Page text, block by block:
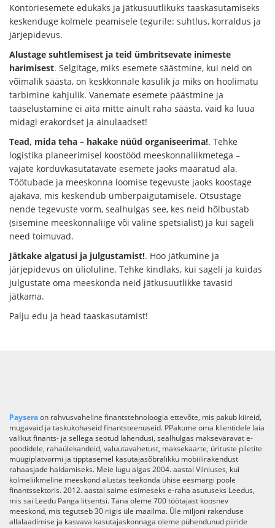
Kontoriesemete edukaks ja jätkusuutlikuks taaskasutamiseks
keskenduge kolmele peamisele tegurile: suhtlus, korraldus ja
järjepidevus.
Alustage suhtlemisest ja teid ümbritsevate inimeste
harimisest. Selgitage, miks esemete säästmine, kui neid on
võimalik säästa, on keskkonnale kasulik ja miks on hoolimatu
tarbimine kahjulik. Vanemate esemete päästmine ja
taaselustamine ei aita mitte ainult raha säästa, vaid ka luua
midagi erakordset ja ainulaadset!
Tead, mida teha – hakake nüüd organiseerima!. Tehke
logistika planeerimisel koostööd meeskonnaliikmetega –
vajate korduvkasutatavate esemete jaoks määratud ala.
Töötubade ja meeskonna loomise tegevuste jaoks koostage
ajakava, mis keskendub ümberpaigutamisele. Otsustage
nende tegevuste vorm, sealhulgas see, kes neid hõlbustab
(sisemine meeskonnaliige või väline spetsialist) ja kui sageli
need toimuvad.
Jätkake algatusi ja julgustamist!. Hoo jätkumine ja
järjepidevus on ülioluline. Tehke kindlaks, kui sageli ja kuidas
julgustate oma meeskonda neid jätkusuutlikke tavasid
jätkama.
Palju edu ja head taaskasutamist!
Payseraon rahvusvaheline finantstehnoloogia ettevõte, mis pakub kiireid,
mugavaid ja taskukohaseid finantsteenuseid. PPakume oma klientidele laia
valikut finants- ja sellega seotud lahendusi, sealhulgas makseväravat e-
poodidele, rahaülekandeid, valuutavahetust, maksekaarte, ürituste piletite
müügiplatvormi ja tipptasemel kasutajasõbralikku mobiilirakendust
rahaasjade haldamiseks. Meie lugu algas 2004. aastal Vilniuses, kui
kolmeliikmeline meeskond alustas teekonda ühise eesmärgi poole
finantssektoris. 2012. aastal saime esimeseks e-raha asutuseks Leedus,
mis sai Leedu Panga litsentsi. Täna oleme 700 töötajast koosnev
meeskond, mis tegutseb 30 riigis üle maailma. Üle miljoni rakenduse
allalaadimise ja kasvava kasutajaskonnaga oleme pühendunud piiride